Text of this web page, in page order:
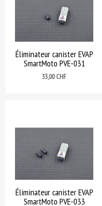
Éliminateur canister EVAP
SmartMoto PVE-031
Prix
33,00 CHF
Éliminateur canister EVAP
SmartMoto PVE-033